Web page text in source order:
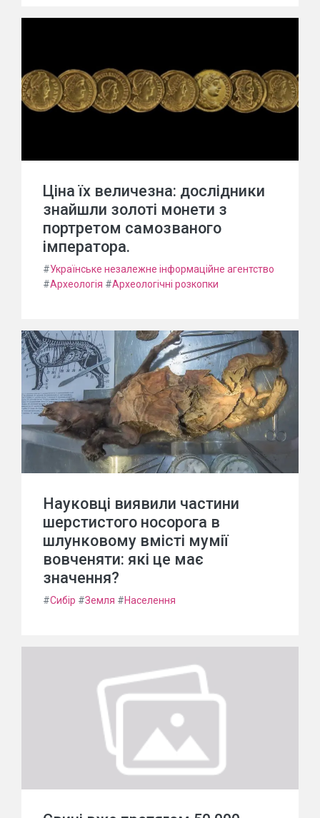
Ціна їх величезна: дослідники
знайшли золоті монети з
портретом самозваного
імператора.
#Українське незалежне інформаційне агентство
#Археологія #Археологічні розкопки
Науковці виявили частини
шерстистого носорога в
шлунковому вмісті мумії
вовченяти: які це має
значення?
#Сибір #Земля #Населення